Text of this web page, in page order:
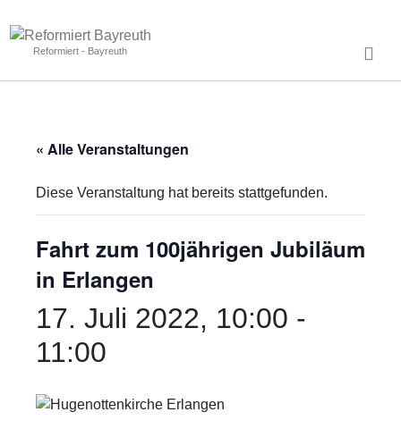
Reformiert - Bayreuth
« Alle Veranstaltungen
Diese Veranstaltung hat bereits stattgefunden.
Fahrt zum 100jährigen Jubiläum
in Erlangen
17. Juli 2022, 10:00 -
11:00